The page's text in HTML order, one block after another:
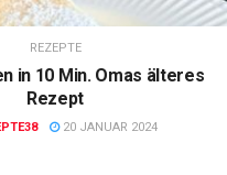
REZEPTE
in 10 Min. Omas älteres
Rezept
20 JANUAR 2024